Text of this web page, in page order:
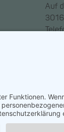
Auf